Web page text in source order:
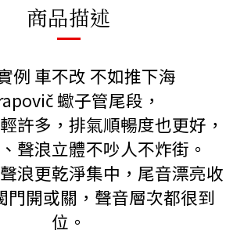
商品描述
例 車不改 不如推下海
蠍子管尾段，
許多，排氣順暢度也更好，
聲浪立體不吵人不炸街。
浪更乾淨集中，尾音漂亮收
門開或關，聲音層次都很到
位。